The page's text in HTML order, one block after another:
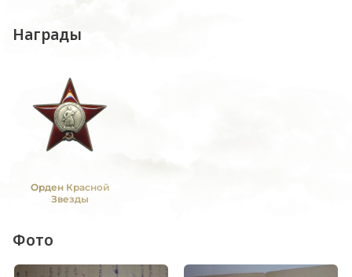
Награды
Орден Красной
Звезды
Фото